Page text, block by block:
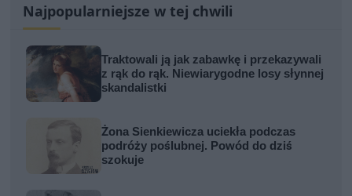
Najpopularniejsze w tej chwili
Traktowali ją jak zabawkę i przekazywali
z rąk do rąk. Niewiarygodne losy słynnej
skandalistki
Żona Sienkiewicza uciekła podczas
podróży poślubnej. Powód do dziś
szokuje